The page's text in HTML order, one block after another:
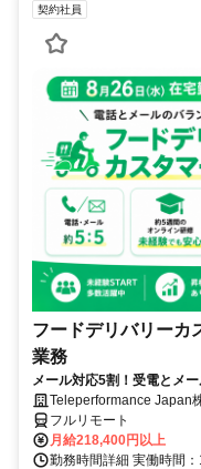
契約社員
フードデリバリーカ
業務
メール対応5割！受電とメ
Teleperformance Japan
フルリモート
月給218,400円以上
勤務時間詳細 実働時間